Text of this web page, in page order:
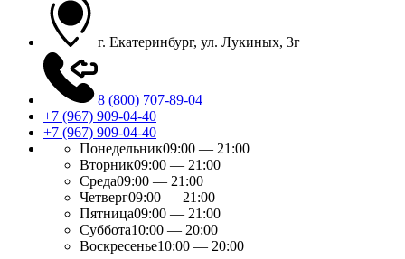
г. Екатеринбург, ул. Лукиных, 3г
8 (800) 707-89-04
+7 (967) 909-04-40
+7 (967) 909-04-40
Понедельник09:00 — 21:00
Вторник09:00 — 21:00
Среда09:00 — 21:00
Четверг09:00 — 21:00
Пятница09:00 — 21:00
Суббота10:00 — 20:00
Воскресенье10:00 — 20:00